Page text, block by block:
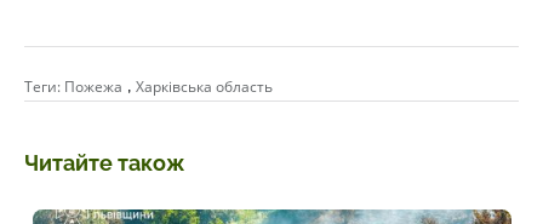
Теги: Пожежа , Харківська область
Читайте також